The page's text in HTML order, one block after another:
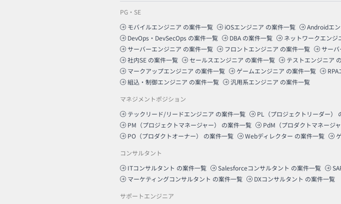
PG・SE
モバイルエンジニア の案件一覧 iOSエンジニア の案件一覧 Androidエ
DevOps・DevSecOps の案件一覧 DBA の案件一覧 ネットワークエンジ
サーバーエンジニア の案件一覧 フロントエンジニア の案件一覧 サー
社内SE の案件一覧 セールスエンジニア の案件一覧 テストエンジニア
マークアップエンジニア の案件一覧 ゲームエンジニア の案件一覧
組込・制御エンジニア の案件一覧 汎用系エンジニア の案件一覧
マネジメントポジション
テックリード/リードエンジニア の案件一覧 PL（プロジェクトリーダー）
PM（プロジェクトマネージャー）
の案件一覧 PdM（プロダクトマネージャ
PO（プロダクトオーナー）
の案件一覧 Webディレクター の案件一覧
コンサルタント
ITコンサルタント の案件一覧 Salesforceコンサルタント の案件一覧
マーケティングコンサルタント の案件一覧 DXコンサルタント の案件一覧
サポートエンジニア